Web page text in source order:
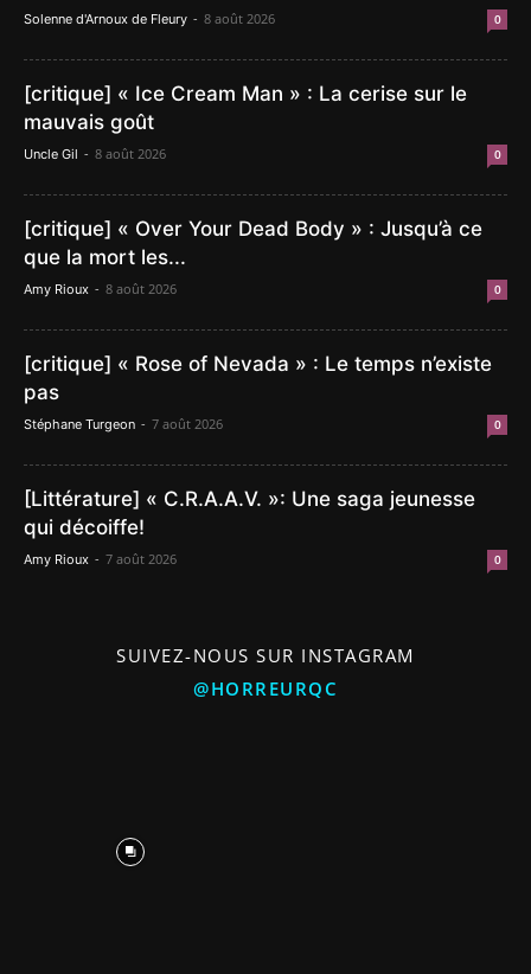
Solenne d'Arnoux de Fleury - 8 août 2026 0
[critique] « Ice Cream Man » : La cerise sur le
mauvais goût
Uncle Gil - 8 août 2026 0
[critique] « Over Your Dead Body » : Jusqu’à ce
que la mort les...
Amy Rioux - 8 août 2026 0
[critique] « Rose of Nevada » : Le temps n’existe
pas
Stéphane Turgeon - 7 août 2026 0
[Littérature] « C.R.A.A.V. »: Une saga jeunesse
qui décoiffe!
Amy Rioux - 7 août 2026 0
SUIVEZ-NOUS SUR INSTAGRAM
@HORREURQC